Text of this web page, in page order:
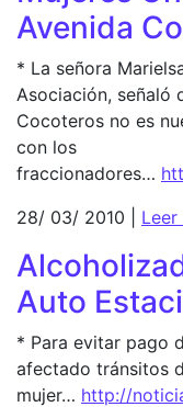
Avenida
* La señora
Asociación, señaló
Cocoteros no es
con los
fraccionadores…
28/ 03/ 2010 | Leer
Auto
* Para evitar pago
afectado tránsitos
mujer… http://